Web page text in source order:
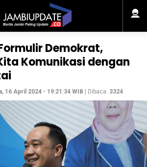
Demokrat,
Komunikasi dengan
16 April 2024 - 19:21:34 WIB | Dibaca: 3324